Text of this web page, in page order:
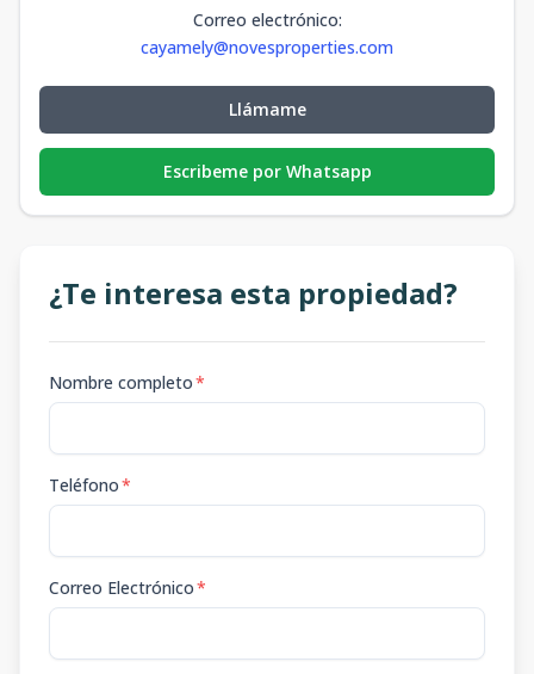
Correo electrónico:
cayamely@novesproperties.com
Llámame
Escribeme por Whatsapp
¿Te interesa esta propiedad?
Nombre completo*
Teléfono*
Correo Electrónico*